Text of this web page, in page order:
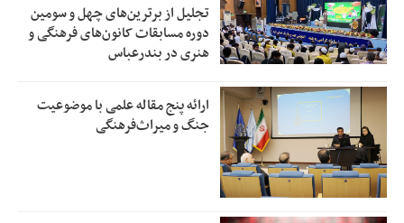
تجلیل از بر‌ترین‌های چهل و سومین
دوره مسابقات کانون‌های فرهنگی و
هنری در بندرعباس
ارائه پنج مقاله علمی با موضوعیت
جنگ و میراث‌فرهنگی